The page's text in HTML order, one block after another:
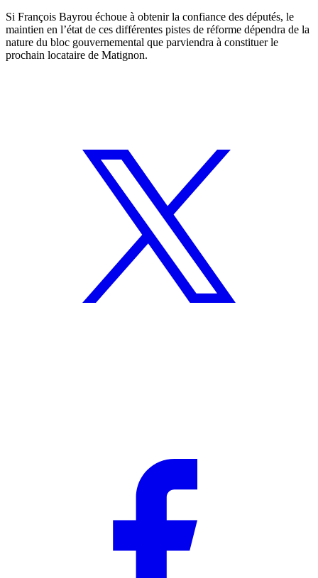
Si François Bayrou échoue à obtenir la confiance des députés, le
maintien en l’état de ces différentes pistes de réforme dépendra de la
nature du bloc gouvernemental que parviendra à constituer le
prochain locataire de Matignon.